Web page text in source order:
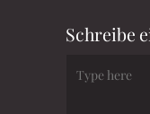
Schreibe